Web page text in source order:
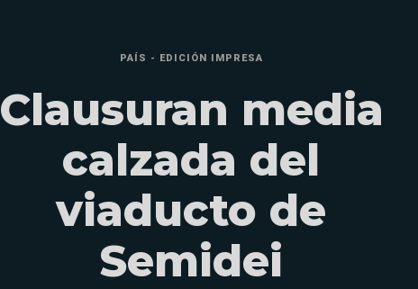
PAÍS - EDICIÓN IMPRESA
Clausuran media
calzada del
viaducto de
Semidei